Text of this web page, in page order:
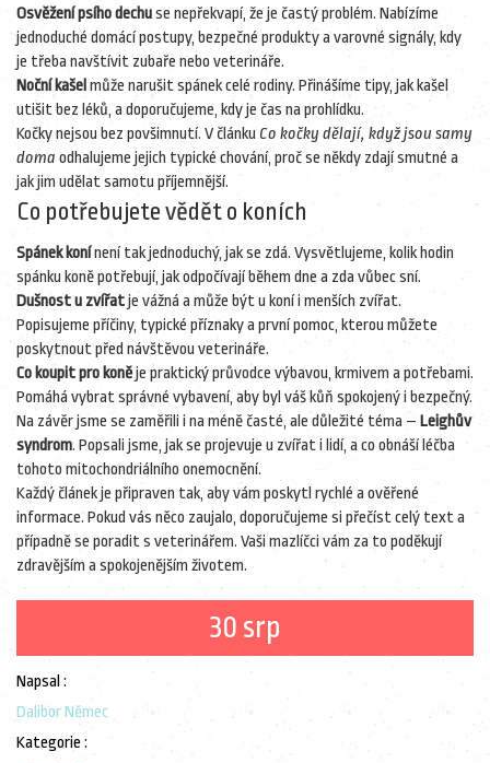
Osvěžení psího dechuse nepřekvapí, že je častý problém. Nabízíme
jednoduché domácí postupy, bezpečné produkty a varovné signály, kdy
je třeba navštívit zubaře nebo veterináře.
Noční kašel může narušit spánek celé rodiny. Přinášíme tipy, jak kašel
utišit bez léků, a doporučujeme, kdy je čas na prohlídku.
Kočky nejsou bez povšimnutí. V článku Co kočky dělají, když jsou samy
doma odhalujeme jejich typické chování, proč se někdy zdají smutné a
jak jim udělat samotu příjemnější.
Co potřebujete vědět o koních
Spánek konínení tak jednoduchý, jak se zdá. Vysvětlujeme, kolik hodin
spánku koně potřebují, jak odpočívají během dne a zda vůbec sní.
Dušnost u zvířatje vážná a může být u koní i menších zvířat.
Popisujeme příčiny, typické příznaky a první pomoc, kterou můžete
poskytnout před návštěvou veterináře.
Co koupit pro koněje praktický průvodce výbavou, krmivem a potřebami.
Pomáhá vybrat správné vybavení, aby byl váš kůň spokojený i bezpečný.
Na závěr jsme se zaměřili i na méně časté, ale důležité téma – Leighův
syndrom. Popsali jsme, jak se projevuje u zvířat i lidí, a co obnáší léčba
tohoto mitochondriálního onemocnění.
Každý článek je připraven tak, aby vám poskytl rychlé a ověřené
informace. Pokud vás něco zaujalo, doporučujeme si přečíst celý text a
případně se poradit s veterinářem. Vaši mazlíčci vám za to poděkují
zdravějším a spokojenějším životem.
30 srp
Napsal :
Dalibor Němec
Kategorie :